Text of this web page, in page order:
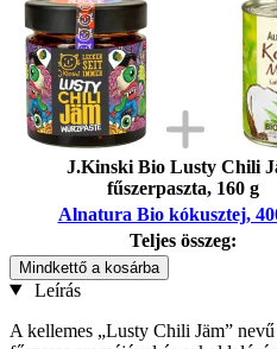
J.Kinski Bio Lusty Chili
fűszerpaszta, 160 g
Alnatura Bio kókusztej,
Teljes összeg:
Mindkettő a kosárba
Leírás
A kellemes „Lusty Chili Jäm”